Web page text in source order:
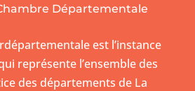
Départementale
est l’instance
représente l’ensemble des
des départements de La